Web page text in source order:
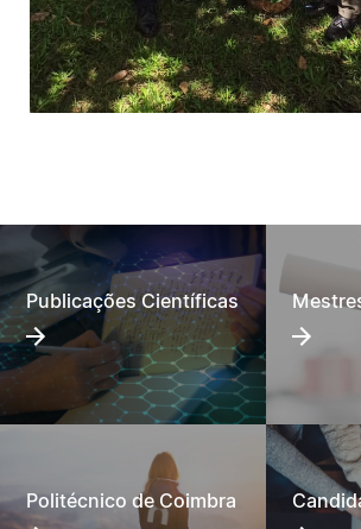
Publicações Científicas
Politécnico de Coimbra